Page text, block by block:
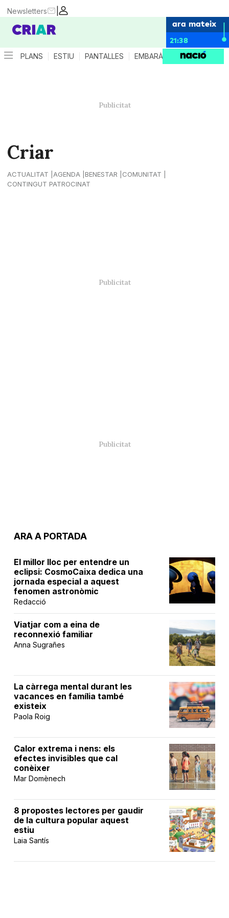
|
Newsletters
ara mateix
21:38
PLANS ESTIU PANTALLES EMBARÀS CRIANÇA
Criar
ACTUALITAT AGENDA BENESTAR
COMUNITAT
CONTINGUT PATROCINAT
ARA A PORTADA
El millor lloc per entendre un
eclipsi: CosmoCaixa dedica una
jornada especial a aquest
fenomen astronòmic
Redacció
Viatjar com a eina de
reconnexió familiar
Anna Sugrañes
La càrrega mental durant les
vacances en família també
existeix
Paola Roig
Calor extrema i nens: els
efectes invisibles que cal
conèixer
Mar Domènech
8 propostes lectores per gaudir
de la cultura popular aquest
estiu
Laia Santís